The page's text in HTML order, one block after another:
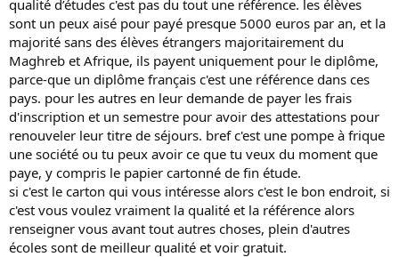
qualité d’études c'est pas du tout une référence. les élèves
sont un peux aisé pour payé presque 5000 euros par an, et la
majorité sans des élèves étrangers majoritairement du
Maghreb et Afrique, ils payent uniquement pour le diplôme,
parce-que un diplôme français c'est une référence dans ces
pays. pour les autres en leur demande de payer les frais
d'inscription et un semestre pour avoir des attestations pour
renouveler leur titre de séjours. bref c'est une pompe à frique
une société ou tu peux avoir ce que tu veux du moment que
paye, y compris le papier cartonné de fin étude.
si c'est le carton qui vous intéresse alors c'est le bon endroit, si
c'est vous voulez vraiment la qualité et la référence alors
renseigner vous avant tout autres choses, plein d'autres
écoles sont de meilleur qualité et voir gratuit.